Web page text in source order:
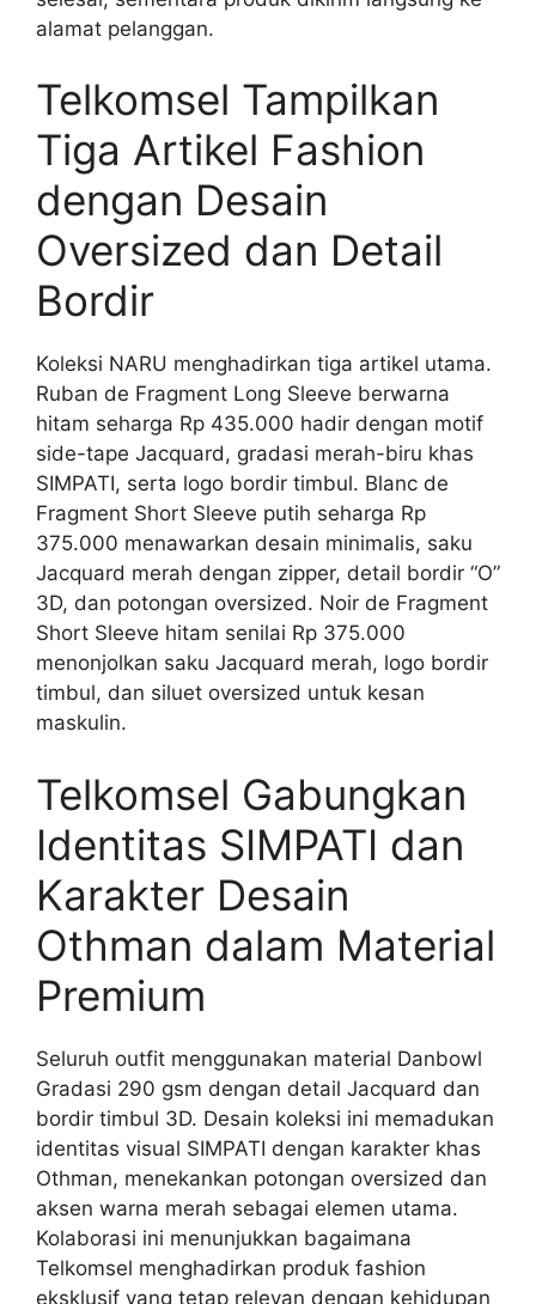
alamat pelanggan.
Telkomsel Tampilkan
Tiga Artikel Fashion
dengan Desain
Oversized dan Detail
Bordir
Koleksi NARU menghadirkan tiga artikel utama.
Ruban de Fragment Long Sleeve berwarna
hitam seharga Rp 435.000 hadir dengan motif
side-tape Jacquard, gradasi merah-biru khas
SIMPATI, serta logo bordir timbul. Blanc de
Fragment Short Sleeve putih seharga Rp
375.000 menawarkan desain minimalis, saku
Jacquard merah dengan zipper, detail bordir “O”
3D, dan potongan oversized. Noir de Fragment
Short Sleeve hitam senilai Rp 375.000
menonjolkan saku Jacquard merah, logo bordir
timbul, dan siluet oversized untuk kesan
maskulin.
Telkomsel Gabungkan
Identitas SIMPATI dan
Karakter Desain
Othman dalam Material
Premium
Seluruh outfit menggunakan material Danbowl
Gradasi 290 gsm dengan detail Jacquard dan
bordir timbul 3D. Desain koleksi ini memadukan
identitas visual SIMPATI dengan karakter khas
Othman, menekankan potongan oversized dan
aksen warna merah sebagai elemen utama.
Kolaborasi ini menunjukkan bagaimana
Telkomsel menghadirkan produk fashion
eksklusif yang tetap relevan dengan kehidupan